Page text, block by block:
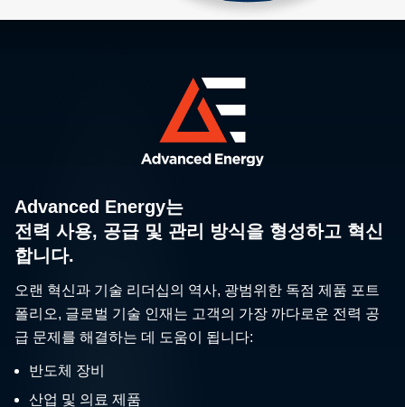
Advanced Energy는
전력 사용, 공급 및 관리 방식을 형성하고 혁신
합니다.
오랜 혁신과 기술 리더십의 역사, 광범위한 독점 제품 포트
폴리오, 글로벌 기술 인재는 고객의 가장 까다로운 전력 공
급 문제를 해결하는 데 도움이 됩니다:
반도체 장비
산업 및 의료 제품